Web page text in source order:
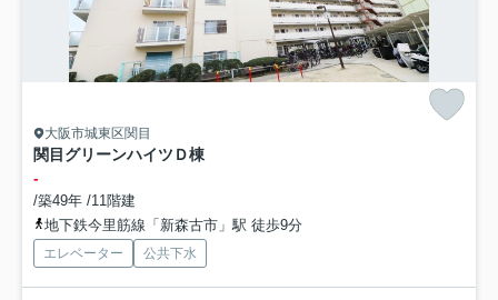
大阪市城東区関目
関目グリーンハイツＤ棟
-
/築49年 /11階建
地下鉄今里筋線「新森古市」駅 徒歩9分
エレベーター 公共下水